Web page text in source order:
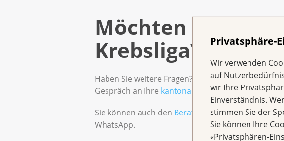
Privatsphäre-
Wir verwenden
auf
wir Ihre
Einverständnis.
stimmen Sie der
Sie können Ihre
«Privatsphären-
Möchten Sie
Krebsliga?
Haben Sie weitere Fragen? Möchten Sie oder
Gespräch an Ihre kantonale oder regionale
Sie können auch den Beratungsdienst KrebsInfo
WhatsApp.